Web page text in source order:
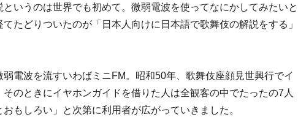
いうのは世界でも初めて。微弱電波を使ってなにかしてみたいと
たどりついたのが「日本人向けに日本語で歌舞伎の解説をする」
電波を流すいわばミニFM。昭和50年、歌舞伎座顔見世興行でイ
のときにイヤホンガイドを借りた人は全観客の中でたったの7人
もしろい」と次第に利用者が広がっていきました。